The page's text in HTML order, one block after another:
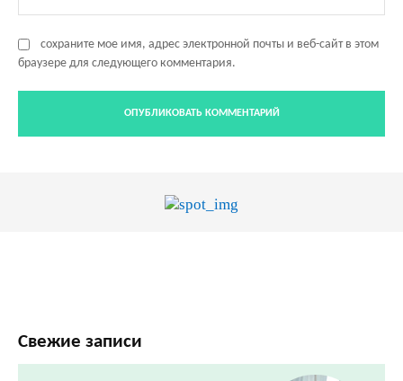
сохраните мое имя, адрес электронной почты и веб-сайт в этом
браузере для следующего комментария.
Свежие записи